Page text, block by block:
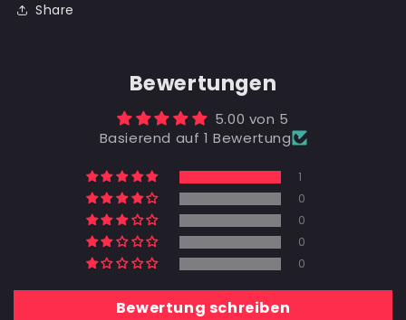
Share
Bewertungen
5.00 von 5
Basierend auf 1 Bewertung
1
0
0
0
0
Bewertung schreiben